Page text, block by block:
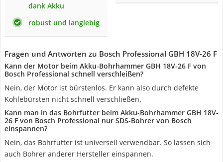
dank Akku
robust und langlebig
Fragen und Antworten zu Bosch Professional GBH 18V-26 F
Kann der Motor beim Akku-Bohrhammer GBH 18V-26 F von
Bosch Professional schnell verschleißen?
Nein, der Motor ist bürstenlos. Er kann also durch defekte
Kohlebürsten nicht schnell verschließen.
Kann man in das Bohrfutter beim Akku-Bohrhammer GBH 18V-
26 F von Bosch Professional nur SDS-Bohrer von Bosch
einspannen?
Nein, das Bohrfutter ist universell verwendbar. So lassen sich
auch Bohrer anderer Hersteller einspannen.